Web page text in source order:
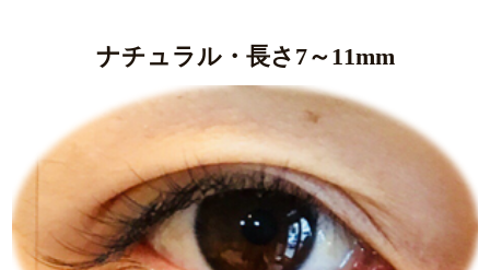
ナチュラル・長さ7～11mm